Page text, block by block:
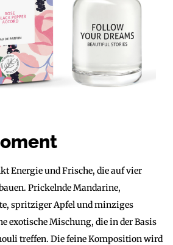
Energie und Frische, die auf vier
Prickelnde Mandarine,
spritziger Apfel und minziges
exotische Mischung, die in der Basis
treffen. Die feine Komposition wird